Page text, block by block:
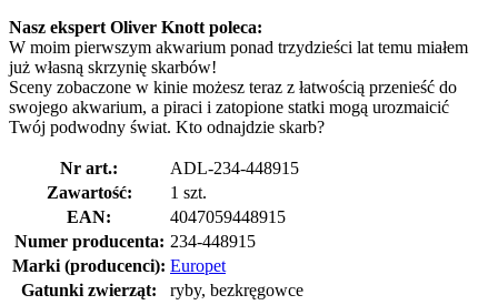
Nasz ekspert Oliver Knott poleca:
W moim pierwszym akwarium ponad trzydzieści lat temu miałem
już własną skrzynię skarbów!
Sceny zobaczone w kinie możesz teraz z łatwością przenieść do
swojego akwarium, a piraci i zatopione statki mogą urozmaicić
Twój podwodny świat. Kto odnajdzie skarb?
Nr art.:
ADL-234-448915
Zawartość:
1 szt.
EAN:
4047059448915
Numer producenta: 234-448915
Marki (producenci): Europet
Gatunki zwierząt:
ryby, bezkręgowce